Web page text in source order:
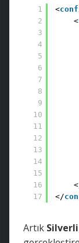
1
2
3
4
5
6
7
8
9
10
11
12
13
14
15
16
17
<
<
</
Artık